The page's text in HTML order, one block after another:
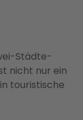
Städte-
nicht nur ein
touristische